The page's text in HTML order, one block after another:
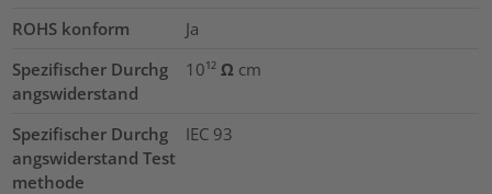
ROHS konform
Ja
Spezifischer Durchg
angswiderstand
10¹² Ω cm
Spezifischer Durchg
angswiderstand Test
methode
IEC 93